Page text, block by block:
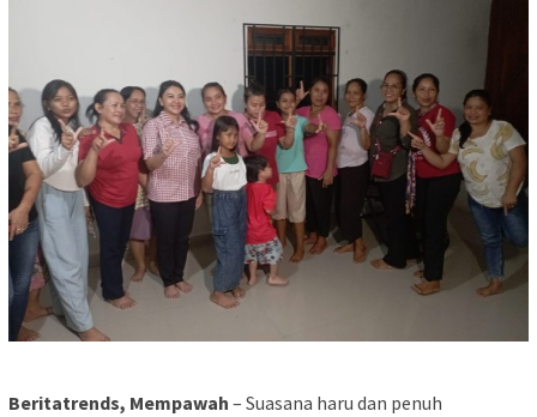
Beritatrends, Mempawah – Suasana haru dan penuh